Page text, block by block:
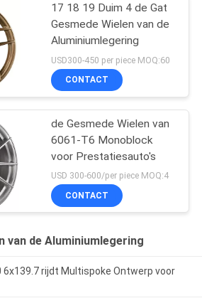
17 18 19 Duim 4 de Gat
Gesmede Wielen van de
Aluminiumlegering
USD300-450 per piece MOQ:60
CONTACT
de Gesmede Wielen van
6061-T6 Monoblock
voor Prestatiesauto's
USD 300-600/per piece MOQ:4
CONTACT
van de Aluminiumlegering
6x139.7 rijdt Multispoke Ontwerp voor